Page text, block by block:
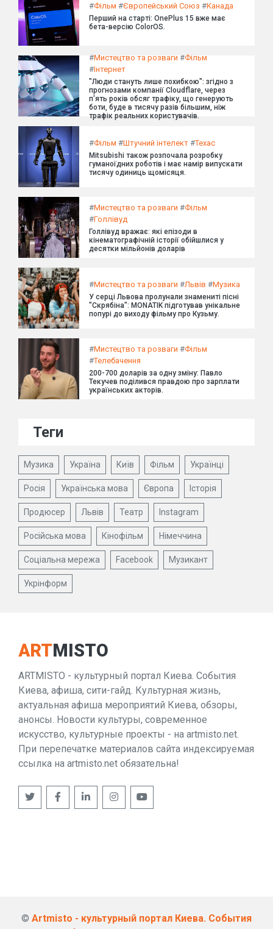
#Фільм #Європейський Союз #Канада
Перший на старті: OnePlus 15 вже має
бета-версію ColorOS.
#Мистецтво та розваги #Фільм
#Інтернет
"Люди стануть лише похибкою": згідно з
прогнозами компанії Cloudflare, через
п'ять років обсяг трафіку, що генерують
боти, буде в тисячу разів більшим, ніж
трафік реальних користувачів.
#Фільм #Штучний інтелект #Техас
Mitsubishi також розпочала розробку
гуманоїдних роботів і має намір випускати
тисячу одиниць щомісяця.
#Мистецтво та розваги #Фільм
#Голлівуд
Голлівуд вражає: які епізоди в
кінематографічній історії обійшлися у
десятки мільйонів доларів
#Мистецтво та розваги #Львів #Музика
У серці Львова пролунали знамениті пісні
"Скрябіна": MONATIK підготував унікальне
попурі до виходу фільму про Кузьму.
#Мистецтво та розваги #Фільм
#Телебачення
200-700 доларів за одну зміну: Павло
Текучев поділився правдою про зарплати
українських акторів.
Теги
Музика Україна Київ Фільм Українці
Росія Українська мова Європа Історія
Продюсер Львів Театр Instagram
Російська мова Кінофільм Німеччина
Соціальна мережа Facebook Музикант
Укрінформ
ARTMISTO
ARTMISTO - культурный портал Киева. События
Киева, афиша, сити-гайд. Культурная жизнь,
актуальная афиша мероприятий Киева, обзоры,
анонсы. Новости культуры, современное
искусство, культурные проекты - на artmisto.net.
При перепечатке материалов сайта индексируемая
ссылка на artmisto.net обязательна!
© Artmisto - культурный портал Киева. События